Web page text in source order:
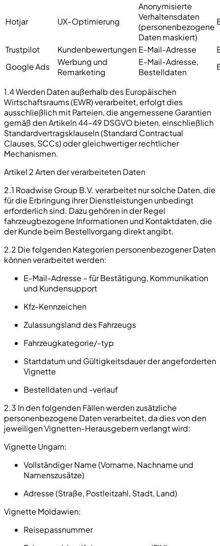
Hotjar UX-Optimierung
Anonymisierte
Verhaltensdaten
(personenbezogene
Daten maskiert)
Trustpilot Kundenbewertungen E-Mail-Adresse
Google Ads
Werbung und
Remarketing
E-Mail-Adresse,
Bestelldaten
1.4 Werden Daten außerhalb des Europäischen
Wirtschaftsraums (EWR) verarbeitet, erfolgt dies
ausschließlich mit Parteien, die angemessene Garantien
gemäß den Artikeln 44–49 DSGVO bieten, einschließlich
Standardvertragsklauseln (Standard Contractual
Clauses, SCCs) oder gleichwertiger rechtlicher
Mechanismen.
Artikel 2 Arten der verarbeiteten Daten
2.1 Roadwise Group B.V. verarbeitet nur solche Daten, die
für die Erbringung ihrer Dienstleistungen unbedingt
erforderlich sind. Dazu gehören in der Regel
fahrzeugbezogene Informationen und Kontaktdaten, die
der Kunde beim Bestellvorgang direkt angibt.
2.2 Die folgenden Kategorien personenbezogener Daten
können verarbeitet werden:
E-Mail-Adresse – für Bestätigung, Kommunikation
und Kundensupport
Kfz-Kennzeichen
Zulassungsland des Fahrzeugs
Fahrzeugkategorie/-typ
Startdatum und Gültigkeitsdauer der angeforderten
Vignette
Bestelldaten und -verlauf
2.3 In den folgenden Fällen werden zusätzliche
personenbezogene Daten verarbeitet, da dies von den
jeweiligen Vignetten-Herausgebern verlangt wird:
Vignette Ungarn:
Vollständiger Name (Vorname, Nachname und
Namenszusätze)
Adresse (Straße, Postleitzahl, Stadt, Land)
Vignette Moldawien:
Reisepassnummer